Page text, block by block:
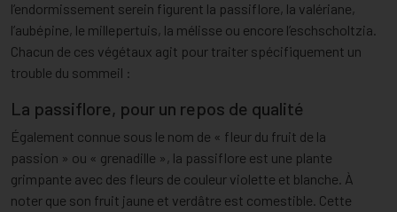
l’endormissement serein figurent la passiflore, la valériane,
l’aubépine, le millepertuis, la mélisse ou encore l’eschscholtzia.
Chacun de ces végétaux agit pour traiter spécifiquement un
trouble du sommeil :
La passiflore, pour un repos de qualité
Également connue sous le nom de « fleur du fruit de la
passion » ou « grenadille », la passiflore est une plante
grimpante avec des fleurs de couleur violette et blanche. À
noter que son fruit jaune et verdâtre est comestible. Cette